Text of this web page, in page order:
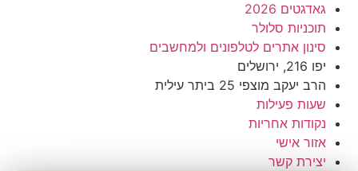
גאדגטים 2026
תוכניות סלולר
סינון אתרים לטלפונים ולמחשבים
יפו 216, ירושלים
הרב יעקב מוצפי 25 ביתר עילית
שעות פעילות
נקודות אחריות
אזור אישי
יצירת קשר